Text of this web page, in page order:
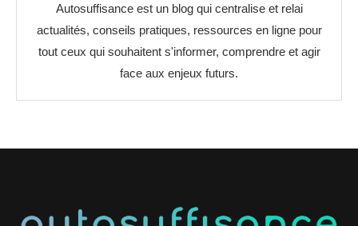
Autosuffisance est un blog qui centralise et relai
actualités, conseils pratiques, ressources en ligne pour
tout ceux qui souhaitent s'informer, comprendre et agir
face aux enjeux futurs.